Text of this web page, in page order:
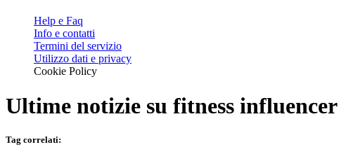
Help e Faq
Info e contatti
Termini del servizio
Utilizzo dati e privacy
Cookie Policy
Ultime notizie su fitness influencer
Tag correlati: